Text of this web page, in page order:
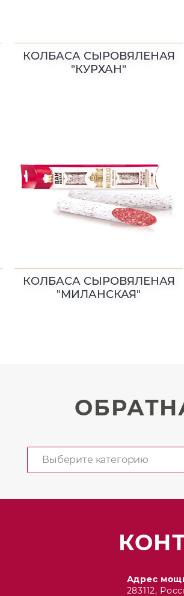
КОЛБАСА СЫРОВЯЛЕНАЯ
"КУРХАН"
КОЛБАСА СЫРОВЯЛЕНАЯ
"МИЛАНСКАЯ"
Адрес
283112,